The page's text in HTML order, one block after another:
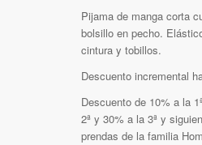
Pijama de manga corta
bolsillo en pecho.
cintura y tobillos.
Descuento incremental
Descuento de 10% a la
2ª y 30% a la 3ª y
prendas de la familia